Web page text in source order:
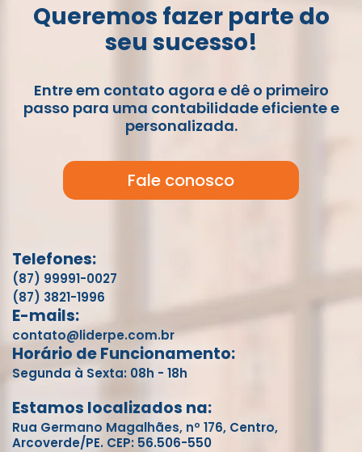
Queremos fazer parte do
seu sucesso!
Entre em contato agora e dê o primeiro
passo para uma contabilidade eficiente e
personalizada.
Fale conosco
Telefones:
(87) 99991-0027
(87) 3821-1996
E-mails:
contato@liderpe.com.br
Horário de Funcionamento:
Segunda à Sexta: 08h - 18h
Estamos localizados na:
Rua Germano Magalhães, nº 176, Centro,
Arcoverde/PE. CEP: 56.506-550